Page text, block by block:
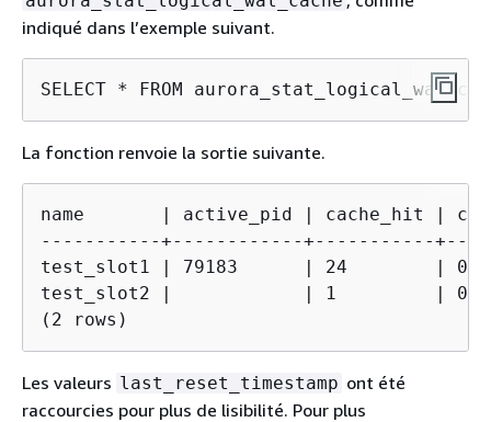
indiqué dans l’exemple suivant.
SELECT * FROM
La fonction renvoie la sortie suivante.
name       | active_pid | cache_hit |
-----------+------------+-----------
test_slot1 | 79183      | 24        | 0
test_slot2 |            | 1         | 0
(2 rows)
Les valeurs last_reset_timestamp ont été
raccourcies pour plus de lisibilité. Pour plus